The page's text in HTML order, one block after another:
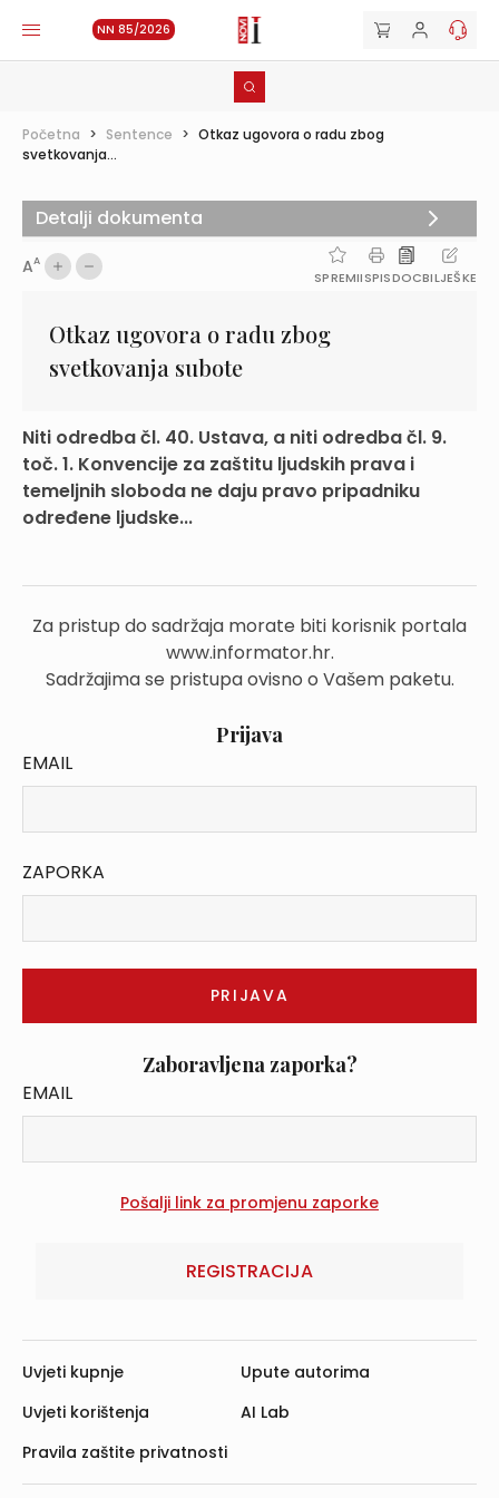
NN 85/2026
Početna > Sentence > Otkaz ugovora o radu zbog
svetkovanja...
AA
SPREMIISPISDOCBILJEŠKE
Otkaz ugovora o radu zbog
svetkovanja subote
Niti odredba čl. 40. Ustava, a niti odredba čl. 9.
toč. 1. Konvencije za zaštitu ljudskih prava i
temeljnih sloboda ne daju pravo pripadniku
određene ljudske...
Za pristup do sadržaja morate biti korisnik portala
www.informator.hr.
Sadržajima se pristupa ovisno o Vašem paketu.
Prijava
EMAIL
ZAPORKA
Zaboravljena zaporka?
EMAIL
REGISTRACIJA
Detalji dokumenta
Uvjeti kupnje
Uvjeti korištenja
Pravila zaštite privatnosti
Upute autorima
AI Lab